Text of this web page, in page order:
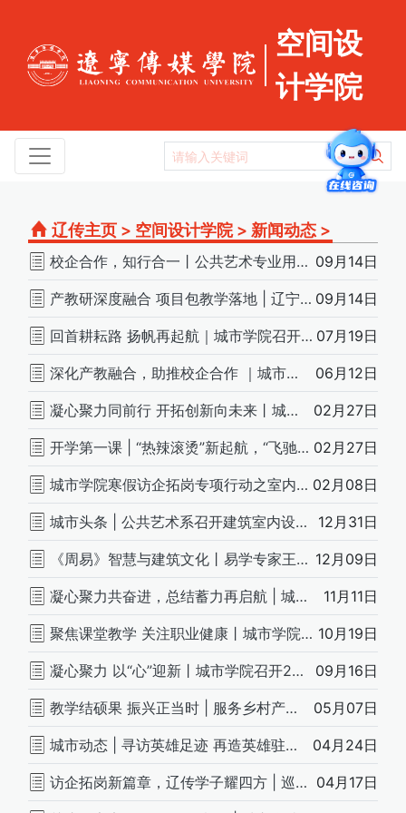
空间设
计学院
辽传主页 > 空间设计学院 > 新闻动态 >
校企合作，知行合一丨公共艺术专业用实际行动让“工匠精神”薪火相传 09月14日
产教研深度融合 项目包教学落地 | 辽宁传媒学院城市学院数媒楼项目教学取得圆满成功 09月14日
回首耕耘路 扬帆再起航｜城市学院召开期末教师述职暨学院工作总结大会 07月19日
深化产教融合，助推校企合作 ｜城市学院访企拓岗——辽宁龙泽建筑科技集团有限公司 06月12日
凝心聚力同前行 开拓创新向未来丨城市学院召开准备周例会 02月27日
开学第一课 | “热辣滚烫”新起航，“飞驰人生”赢未来 02月27日
城市学院寒假访企拓岗专项行动之室内设计行 02月08日
城市头条 | 公共艺术系召开建筑室内设计专业毕业设计分组抽签仪式 12月31日
《周易》智慧与建筑文化丨易学专家王炳中在辽传精彩开讲 12月09日
凝心聚力共奋进，总结蓄力再启航 | 城市学院召开期中工作总结会议 11月11日
聚焦课堂教学 关注职业健康丨城市学院召开第七教学周会议 10月19日
凝心聚力 以“心”迎新丨城市学院召开2023级新生入学教育工作部署会议 09月16日
教学结硕果 振兴正当时 | 服务乡村产业振兴——教学及科研成果展 05月07日
城市动态 | 寻访英雄足迹 再造英雄驻地—建昌县佛指山村红色研学调研纪实 04月24日
访企拓岗新篇章，辽传学子耀四方 | 巡访沈阳金泽装饰工程有限公司 04月17日